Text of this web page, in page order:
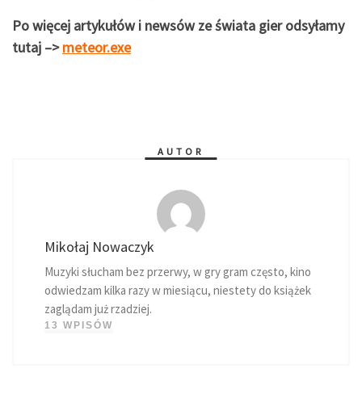
Po więcej artykułów i newsów ze świata gier odsyłamy
tutaj –>meteor.exe
AUTOR
Mikołaj Nowaczyk
Muzyki słucham bez przerwy, w gry gram często, kino
odwiedzam kilka razy w miesiącu, niestety do książek
zaglądam już rzadziej.
13 WPISÓW